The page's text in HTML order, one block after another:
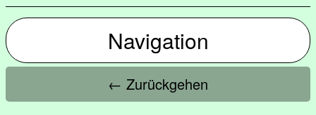
Navigation
← Zurückgehen